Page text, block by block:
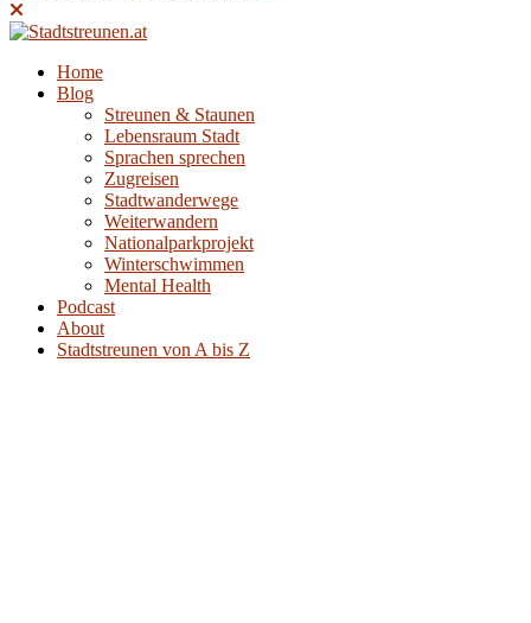
Home
Blog
Streunen & Staunen
Lebensraum Stadt
Sprachen sprechen
Zugreisen
Stadtwanderwege
Weiterwandern
Nationalparkprojekt
Winterschwimmen
Mental Health
Podcast
About
Stadtstreunen von A bis Z